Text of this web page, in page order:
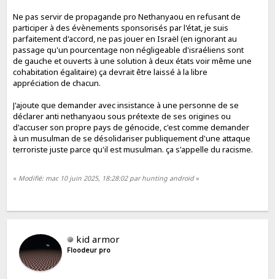
Ne pas servir de propagande pro Nethanyaou en refusant de
participer à des évènements sponsorisés par l'état, je suis
parfaitement d'accord, ne pas jouer en Israël (en ignorant au
passage qu'un pourcentage non négligeable d'israéliens sont
de gauche et ouverts à une solution à deux états voir même une
cohabitation égalitaire) ça devrait être laissé à la libre
appréciation de chacun.
J'ajoute que demander avec insistance à une personne de se
déclarer anti nethanyaou sous prétexte de ses origines ou
d'accuser son propre pays de génocide, c'est comme demander
à un musulman de se désolidariser publiquement d'une attaque
terroriste juste parce qu'il est musulman. ça s'appelle du racisme.
« Modifié: mar. 10 juin 2025, 18:28:02 par hunting android»
kid armor
Floodeur pro